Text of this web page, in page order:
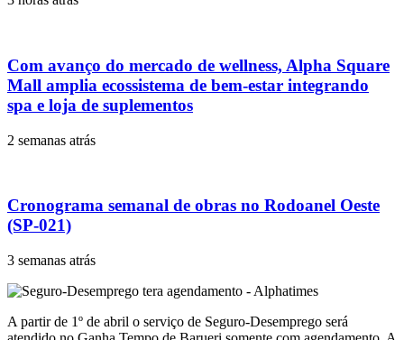
Com avanço do mercado de wellness, Alpha Square
Mall amplia ecossistema de bem-estar integrando
spa e loja de suplementos
2 semanas atrás
Cronograma semanal de obras no Rodoanel Oeste
(SP-021)
3 semanas atrás
A partir de 1º de abril o serviço de Seguro-Desemprego será